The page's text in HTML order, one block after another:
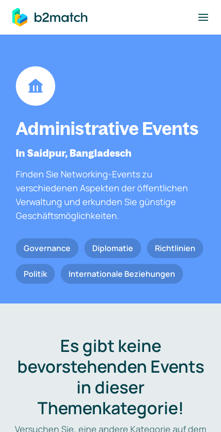
springen
Administrative Events
In Saidpur, Bangladesch
Finden Sie Networking-Events zu
verschiedenen Aspekten der öffentlichen
Verwaltung und erkunden Sie günstige
Geschäftsmöglichkeiten.
Governance Diplomatie Richtlinien
Politik Internationale Beziehungen
Es gibt keine
bevorstehenden Events
in dieser
Themenkategorie!
Versuchen Sie, eine andere Kategorie auf dem